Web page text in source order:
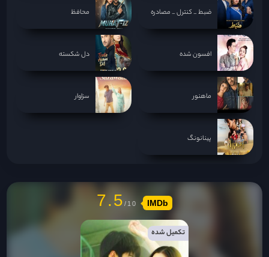
ضبط _ کنترل _ مصادره محافظ
افسون شده دل شکسته
ماهنور سزاوار
پینانونگ
7.5 IMDb
تکمیل شده